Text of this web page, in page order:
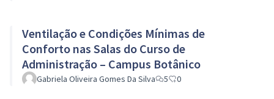
Ventilação e Condições Mínimas de
Conforto nas Salas do Curso de
Administração – Campus Botânico
Gabriela Oliveira Gomes Da Silva 5 0